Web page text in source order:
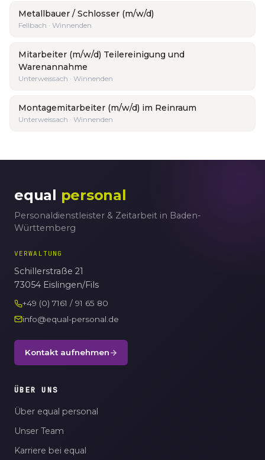
Metallbauer / Schlosser (m/w/d)
Fellbach · Winnenden
Mitarbeiter (m/w/d) Teilereinigung und
Warenannahme
Unterweissach · Winnenden
Montagemitarbeiter (m/w/d) im Reinraum
Unterweissach · Winnenden
equal personal
Personaldienstleister & Zeitarbeit in Baden-
Württemberg
VERWALTUNG
Schillerstraße 21
73054 Eislingen/Fils
+49 (0) 7161 / 91 65 80
info@equal-personal.de
Kontakt aufnehmen
ÜBER UNS
Über equal personal
Unser Team
Karriere bei equal